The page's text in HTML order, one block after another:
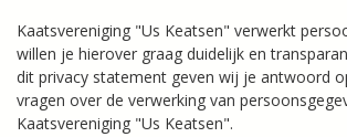
Kaatsvereniging "Us Keatsen" verwerkt
willen je hierover graag duidelijk en
dit privacy statement geven wij je antwoord
vragen over de verwerking van
Kaatsvereniging "Us Keatsen".